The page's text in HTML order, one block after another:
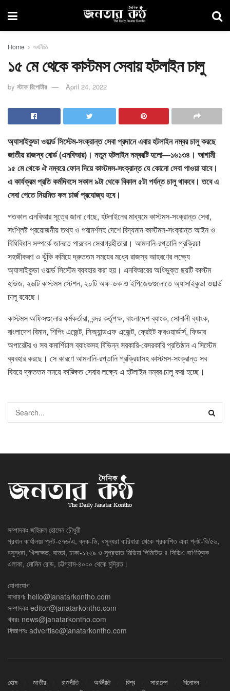
Home অর্থনীতি
১৫ মে থেকে কাস্টমস সেবায় হটলাইন চালু
by স্টাফ রিপোর্টার April 24, 2022
অ্যাসাইকুডা ওয়ার্ল্ড সিস্টেম-সংক্রান্ত সেবা প্রদানে এবার হটলাইন নম্বর চালু করছে
জাতীয় রাজস্ব বোর্ড (এনবিআর)। নতুন হটলাইন নম্বরটি হলো—১৬১৩৪। আগামী
১৫ মে থেকে ঐ নম্বরে ফোন দিয়ে কাস্টমস-সংক্রান্ত যে কোনো সেবা পাওয়া যাবে।
এ কার্যক্রম প্রতি কর্মদিবসে সকাল ৯টা থেকে বিকাল ৫টা পর্যন্ত চালু থাকবে। তবে এ
সেবা পেতে নিয়মিত কল চার্জ প্রযোজ্য হবে।
গতকাল এনবিআর সূত্রে জানা গেছে, হটলাইনের মাধ্যমে কাস্টমস-সংক্রান্ত সেবা,
সংশ্লিষ্ট প্রয়োজনীয় তথ্য ও পরামর্শসহ দেশে বিদ্যমান কাস্টমস-সংক্রান্ত আইন ও
বিধিবিধান সম্পর্কে জানতে পারবেন সেবাগ্রহীতারা। আমদানি-রপ্তানি প্রক্রিয়া
সহজীকরণ ও ঝুঁকি কমিয়ে দ্রুততম সময়ের মধ্যে রাজস্ব আহরণের লক্ষ্যে
অ্যাসাইকুডা ওয়ার্ল্ড সিস্টেম ব্যবহার করা হয়। এনবিআরের অধিভুক্ত ছয়টি কাস্টম
হাউজ, ২৬টি কাস্টমস স্টেশন, ২০টি অফ-ডক ও ইপিজেডগুলোতে অ্যাসাইকুডা ওয়ার্ল্ড
চালু রয়েছে।
কাস্টমস অফিসগুলোর কর্মকর্তারা, বন্দর কর্তৃপক্ষ, বাংলাদেশ ব্যাংক, সোনালী ব্যাংক,
বাংলাদেশ বিমান, শিপিং এজেন্ট, সিঅ্যান্ডএফ এজেন্ট, ফ্রেইট ফরওয়ার্ডার্স, ফিডার
অপারেটর ও সব কমার্শিয়াল ব্যাংকসহ বিভিন্ন সরকারি-বেসরকারি প্রতিষ্ঠান এ সিস্টেম
ব্যবহার করছে। সে কারণে আমদানি-রপ্তানি প্রক্রিয়াসহ কাস্টমস-সংক্রান্ত সব
বিষয়ে দ্রুততম সময়ে কাঙ্ক্ষিত সেবার লক্ষ্যে এ হটলাইন নম্বর চালু করা হচ্ছে।
সম্পাদকঃ জহিরুল হোসেন চৌধুরী
প্রধান কার্যালয়ঃ প্লট-৫৭৬/এ, ব্লক-ডি, বসুন্ধরা বারিধারা থেকে প্রকাশিত এবং প্লট-বি/৫৬,
বসুন্ধরা, খিলক্ষেত, বাড্ডা, ঢাকা-১২২৯ ও সুপ্রভাত মিডিয়া লিমিটেড ৪ সিডিএ বাণিজ্যিক
এলাকা, মোমিন রোড, চট্টগ্রাম-৪০০০ থেকে মুদ্রিত।
যোগাযোগ
সাধারণঃ hello@janatarkontho.com
সম্পাদকঃ editor@janatarkontho.com
খবরঃ news@janatarkontho.com
বিজ্ঞাপনঃ advertise@janatarkontho.com
হোম জাতীয় রাজনীতি অর্থনীতি বিশ্ব সারাদেশ
বিনোদন